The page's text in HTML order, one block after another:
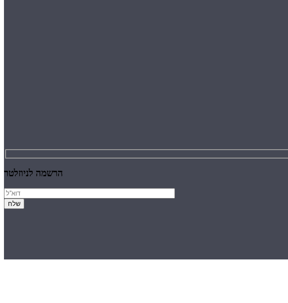
הרשמה לניוזלטר
הרשמה לניוזלטר